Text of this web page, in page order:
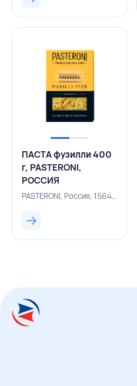
ПАСТА фузилли 400
г, PASTERONI,
РОССИЯ
PASTERONI, Россия, 156400590